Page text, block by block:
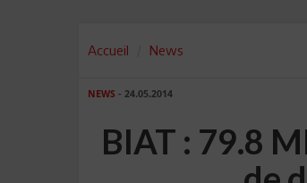
Accueil News
NEWS - 24.05.2014
BIAT : 79.8